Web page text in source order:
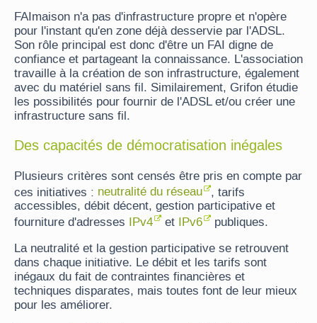
FAImaison n'a pas d'infrastructure propre et n'opère
pour l'instant qu'en zone déjà desservie par l'ADSL.
Son rôle principal est donc d'être un FAI digne de
confiance et partageant la connaissance. L'association
travaille à la création de son infrastructure, également
avec du matériel sans fil. Similairement, Grifon étudie
les possibilités pour fournir de l'ADSL et/ou créer une
infrastructure sans fil.
Des capacités de démocratisation inégales
Plusieurs critères sont censés être pris en compte par
ces initiatives : neutralité du réseau
, tarifs
accessibles, débit décent, gestion participative et
fourniture d'adresses IPv4 et IPv6
publiques.
La neutralité et la gestion participative se retrouvent
dans chaque initiative. Le débit et les tarifs sont
inégaux du fait de contraintes financières et
techniques disparates, mais toutes font de leur mieux
pour les améliorer.